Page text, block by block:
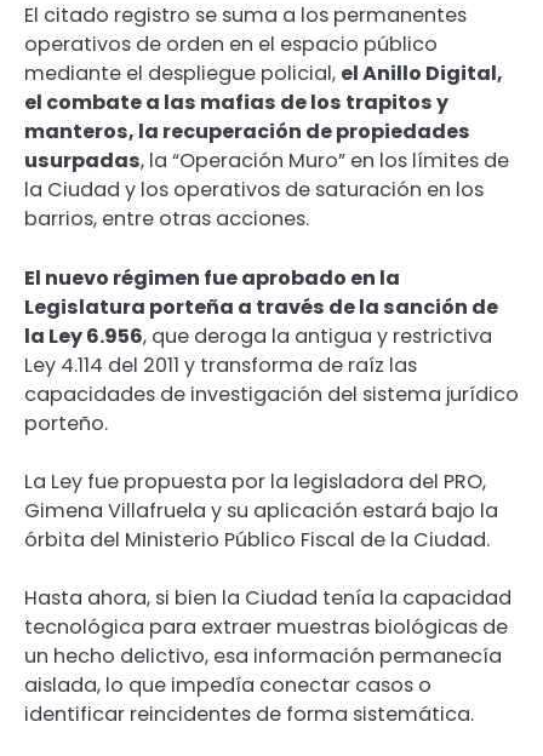
El citado registro se suma a los permanentes
operativos de orden en el espacio público
mediante el despliegue policial, el Anillo Digital,
el combate a las mafias de los trapitos y
manteros, la recuperación de propiedades
usurpadas, la “Operación Muro” en los límites de
la Ciudad y los operativos de saturación en los
barrios, entre otras acciones.
El nuevo régimen fue aprobado en la
Legislatura porteña a través de la sanción de
la Ley 6.956, que deroga la antigua y restrictiva
Ley 4.114 del 2011 y transforma de raíz las
capacidades de investigación del sistema jurídico
porteño.
La Ley fue propuesta por la legisladora del PRO,
Gimena Villafruela y su aplicación estará bajo la
órbita del Ministerio Público Fiscal de la Ciudad.
Hasta ahora, si bien la Ciudad tenía la capacidad
tecnológica para extraer muestras biológicas de
un hecho delictivo, esa información permanecía
aislada, lo que impedía conectar casos o
identificar reincidentes de forma sistemática.